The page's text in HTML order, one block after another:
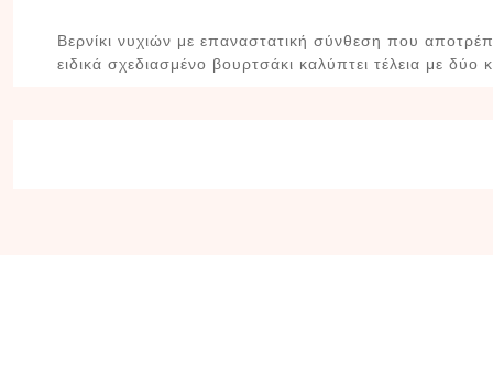
Βερνίκι νυχιών με επαναστατική σύνθεση που
ειδικά σχεδιασμένο βουρτσάκι καλύπτει τέλεια με δύο